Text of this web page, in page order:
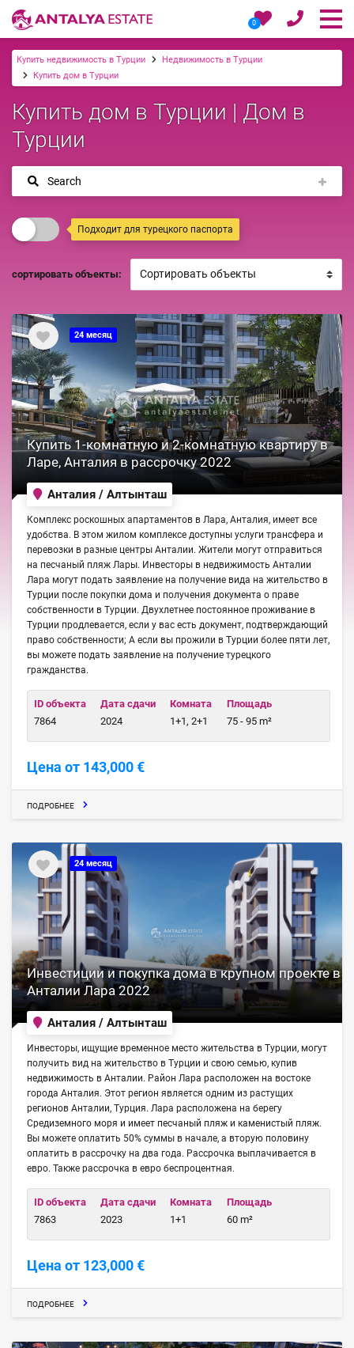
0
Купить недвижимость в Турции
Недвижимость в Турции
Купить дом в Турции
Купить дом в Турции | Дом в
Турции
Search
Подходит для турецкого паспорта
сортировать объекты:
24 месяц
Купить 1-комнатную и 2-комнатную квартиру в
Ларе, Анталия в рассрочку 2022
Анталия / Алтынташ
Комплекс роскошных апартаментов в Лара, Анталия, имеет все
удобства. В этом жилом комплексе доступны услуги трансфера и
перевозки в разные центры Анталии. Жители могут отправиться
на песчаный пляж Лары. Инвесторы в недвижимость Анталии
Лара могут подать заявление на получение вида на жительство в
Турции после покупки дома и получения документа о праве
собственности в Турции. Двухлетнее постоянное проживание в
Турции продлевается, если у вас есть документ, подтверждающий
право собственности; А если вы прожили в Турции более пяти лет,
вы можете подать заявление на получение турецкого
гражданства.
ID объекта
7864
Дата сдачи
2024
Комната
1+1, 2+1
Площадь
75 - 95 m²
Цена от 143,000 €
ПОДРОБНЕЕ
24 месяц
Инвестиции и покупка дома в крупном проекте в
Анталии Лара 2022
Анталия / Алтынташ
Инвесторы, ищущие временное место жительства в Турции, могут
получить вид на жительство в Турции и свою семью, купив
недвижимость в Анталии. Район Лара расположен на востоке
города Анталия. Этот регион является одним из растущих
регионов Анталии, Турция. Лара расположена на берегу
Средиземного моря и имеет песчаный пляж и каменистый пляж.
Вы можете оплатить 50% суммы в начале, а вторую половину
оплатить в рассрочку на два года. Рассрочка выплачивается в
евро. Также рассрочка в евро беспроцентная.
ID объекта
7863
Дата сдачи
2023
Комната
1+1
Площадь
60 m²
Цена от 123,000 €
ПОДРОБНЕЕ